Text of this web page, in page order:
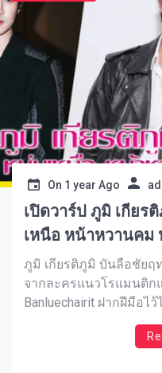
On 1 year Ago
เปิดวาร์ป ภูมิ เกีย
เหนือ หน้าหวานค
ภูมิ เกียรติภูมิ บันลือชัย
จากละครแนวโรแมนติก
Banluechairit ฝากฝีมือไ
ว่าเบื้องหลังความสำเร็
ทำแบบไม่ยอมแพ้ ไม่ใช่